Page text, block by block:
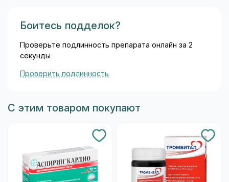
Боитесь подделок?
Проверьте подлинность препарата онлайн за 2
секунды
Проверить подлинность
С этим товаром покупают